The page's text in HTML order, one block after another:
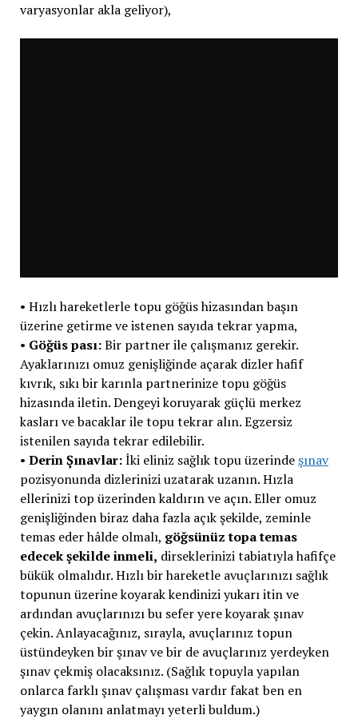
varyasyonlar akla geliyor),
• Hızlı hareketlerle topu göğüs hizasından başın
üzerine getirme ve istenen sayıda tekrar yapma,
• Göğüs pası:Bir partner ile çalışmanız gerekir.
Ayaklarınızı omuz genişliğinde açarak dizler hafif
kıvrık, sıkı bir karınla partnerinize topu göğüs
hizasında iletin. Dengeyi koruyarak güçlü merkez
kasları ve bacaklar ile topu tekrar alın. Egzersiz
istenilen sayıda tekrar edilebilir.
• Derin Şınavlar:İki eliniz sağlık topu üzerindeşınav
pozisyonunda dizlerinizi uzatarak uzanın. Hızla
ellerinizi top üzerinden kaldırın ve açın. Eller omuz
genişliğinden biraz daha fazla açık şekilde, zeminle
temas eder hâlde olmalı, göğsünüz topa temas
edecek şekilde inmeli, dirseklerinizi tabiatıyla hafifçe
bükük olmalıdır. Hızlı bir hareketle avuçlarınızı sağlık
topunun üzerine koyarak kendinizi yukarı itin ve
ardından avuçlarınızı bu sefer yere koyarak şınav
çekin. Anlayacağınız, sırayla, avuçlarınız topun
üstündeyken bir şınav ve bir de avuçlarınız yerdeyken
şınav çekmiş olacaksınız. (Sağlık topuyla yapılan
onlarca farklı şınav çalışması vardır fakat ben en
yaygın olanını anlatmayı yeterli buldum.)